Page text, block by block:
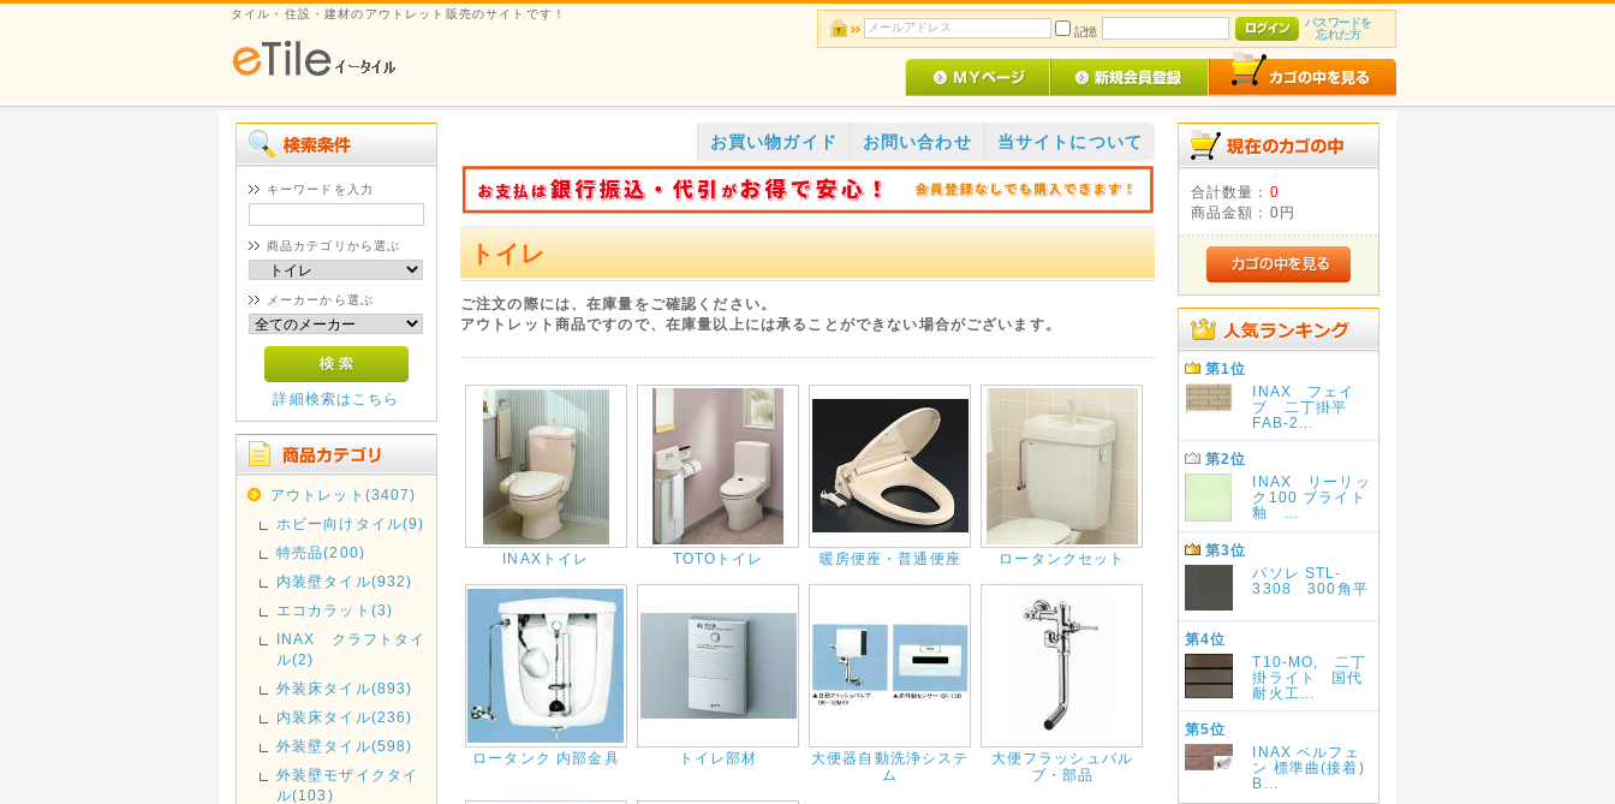
タイル・住設・建材のアウトレット販売のサイトです！
記憶
パスワードを
忘れた方
キーワードを入力
商品カテゴリから選ぶ
メーカーから選ぶ
詳細検索はこちら
アウトレット(3407)
ホビー向けタイル(9)
特売品(200)
内装壁タイル(932)
エコカラット(3)
INAX クラフトタイ
ル(2)
外装床タイル(893)
内装床タイル(236)
外装壁タイル(598)
外装壁モザイクタイ
ル(103)
お買い物ガイド お問い合わせ 当サイトについて
トイレ
ご注文の際には、在庫量をご確認ください。
アウトレット商品ですので、在庫量以上には承ることができない場合がございます。
INAXトイレ TOTOトイレ 暖房便座・普通便座 ロータンクセット
ロータンク 内部金具 トイレ部材
大便器自動洗浄システ
ム
大便フラッシュバル
ブ・部品
合計数量： 0
商品金額： 0円
第1位
INAX フェイ
ブ 二丁掛平
FAB-2...
第2位
INAX リーリッ
ク100 ブライト
釉 ...
第3位
パソレ STL-
3308 300角平
第4位
T10-MO, 二丁
掛ライト 国代
耐火工...
第5位
INAX ベルフェ
ン 標準曲(接着)
B...